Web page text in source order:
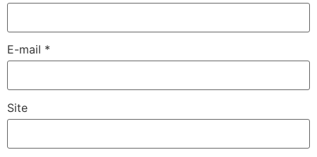
E-mail *
Site